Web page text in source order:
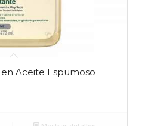
Aceite Espumoso